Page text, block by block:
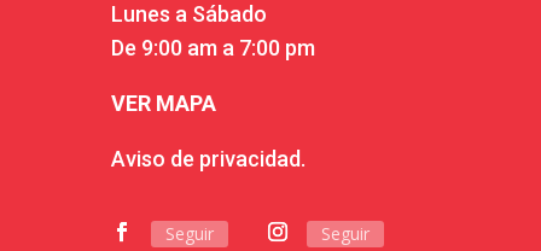
Lunes a Sábado
De 9:00 am a 7:00 pm
VER MAPA
Aviso de privacidad.
Seguir Seguir